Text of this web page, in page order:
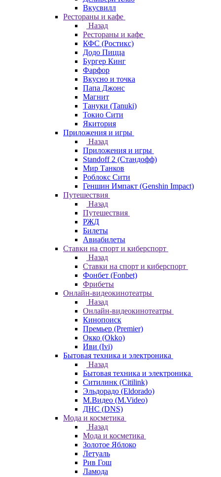
Вкусвилл
Рестораны и кафе
Назад
Рестораны и кафе
КФС (Ростикс)
Додо Пицца
Бургер Кинг
Фарфор
Вкусно и точка
Папа Джонс
Магнит
Тануки (Tanuki)
Токио Сити
Якитория
Приложения и игры
Назад
Приложения и игры
Standoff 2 (Стандофф)
Мир Танков
Роблокс Сити
Геншин Импакт (Genshin Impact)
Путешествия
Назад
Путешествия
РЖД
Билеты
Авиабилеты
Ставки на спорт и киберспорт
Назад
Ставки на спорт и киберспорт
Фонбет (Fonbet)
Фрибеты
Онлайн-видеокинотеатры
Назад
Онлайн-видеокинотеатры
Кинопоиск
Премьер (Premier)
Окко (Okko)
Иви (Ivi)
Бытовая техника и электроника
Назад
Бытовая техника и электроника
Ситилинк (Citilink)
Эльдорадо (Eldorado)
М.Видео (M.Video)
ДНС (DNS)
Мода и косметика
Назад
Мода и косметика
Золотое Яблоко
Летуаль
Рив Гош
Ламода